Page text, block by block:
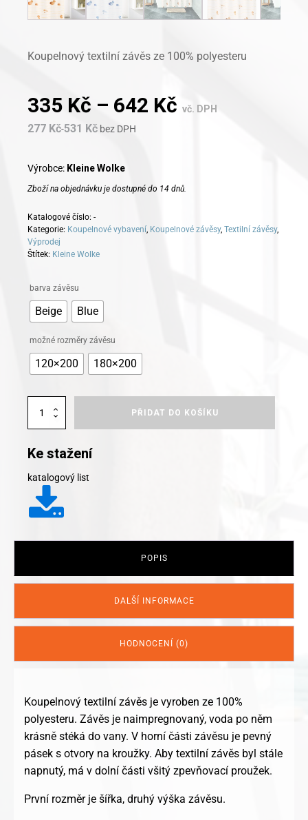
Koupelnový textilní závěs ze 100% polyesteru
335 Kč – 642 Kč vč. DPH
277 Kč-531 Kč bez DPH
Výrobce: Kleine Wolke
Zboží na objednávku je dostupné do 14 dnů.
Katalogové číslo: -
Kategorie: Koupelnové vybavení Koupelnové závěsy, Textilní závěsy,
Výprodej
Štítek: Kleine Wolke
barva závěsu
Beige Blue
možné rozměry závěsu
120×200 180×200
Kleine
koupelnový
Miami
PŘIDAT DO KOŠÍKU
Ke stažení
katalogový list
POPIS
DALŠÍ INFORMACE
HODNOCENÍ (0)
Koupelnový textilní závěs je vyroben ze 100%
polyesteru. Závěs je naimpregnovaný, voda po něm
krásně stéká do vany. V horní části závěsu je pevný
pásek s otvory na kroužky. Aby textilní závěs byl stále
napnutý, má v dolní části všitý zpevňovací proužek.
První rozměr je šířka, druhý výška závěsu.